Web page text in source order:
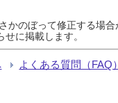
かのぼって修正する場
に掲載します。
よくある質問（FAQ）